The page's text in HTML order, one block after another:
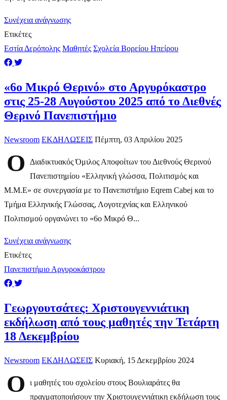
Συνέχεια ανάγνωσης
Ετικέτες
Εστία Δερόπολης Μαθητές Σχολεία Βορείου Ηπείρου
«6ο Μικρό Θερινό» στο Αργυρόκαστρο
στις 25-28 Αυγούστου 2025 από το Διεθνές
Θερινό Πανεπιστήμιο
Newsroom ΕΚΔΗΛΩΣΕΙΣ Πέμπτη, 03 Απριλίου 2025
Ο
Διαδικτυακός Όμιλος Αποφοίτων του Διεθνούς Θερινού
Πανεπιστημίου «Ελληνική γλώσσα, Πολιτισμός και
Μ.Μ.Ε» σε συνεργασία με το Πανεπιστήμιο Eqrem Cabej και το
Τμήμα Ελληνικής Γλώσσας, Λογοτεχνίας και Ελληνικού
Πολιτισμού οργανώνει το «6ο Μικρό Θ...
Συνέχεια ανάγνωσης
Ετικέτες
Πανεπιστήμιο Αργυροκάστρου
Γεωργουτσάτες: Χριστουγεννιάτικη
εκδήλωση από τους μαθητές την Τετάρτη
18 Δεκεμβρίου
Newsroom ΕΚΔΗΛΩΣΕΙΣ Κυριακή, 15 Δεκεμβρίου 2024
Ο
ι μαθητές του σχολείου στους Βουλιαράτες θα
πραγματοποιήσουν την Χριστουγεννιάτικη εκδήλωση τους